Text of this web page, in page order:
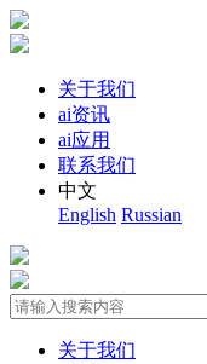
关于我们
ai资讯
ai应用
联系我们
中文
English Russian
关于我们